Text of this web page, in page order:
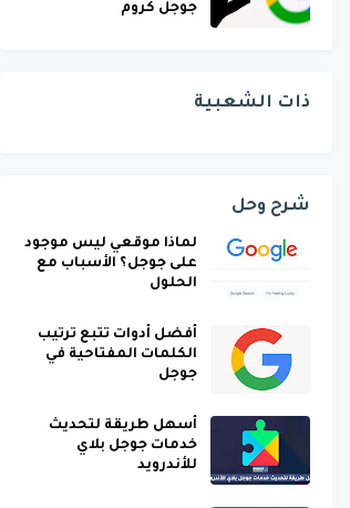
جوجل كروم
ذات الشعبية
شرح وحل
لماذا موقعي ليس موجود
على جوجل؟ الأسباب مع
الحلول
أفضل أدوات تتبع ترتيب
الكلمات المفتاحية في
جوجل
أسهل طريقة لتحديث
خدمات جوجل بلاي
للأندرويد